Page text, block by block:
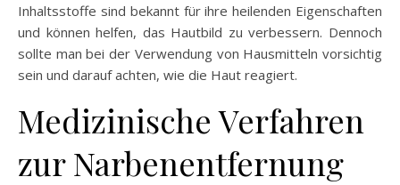
Inhaltsstoffe sind bekannt für ihre heilenden Eigenschaften
und können helfen, das Hautbild zu verbessern. Dennoch
sollte man bei der Verwendung von Hausmitteln vorsichtig
sein und darauf achten, wie die Haut reagiert.
Medizinische Verfahren
zur Narbenentfernung